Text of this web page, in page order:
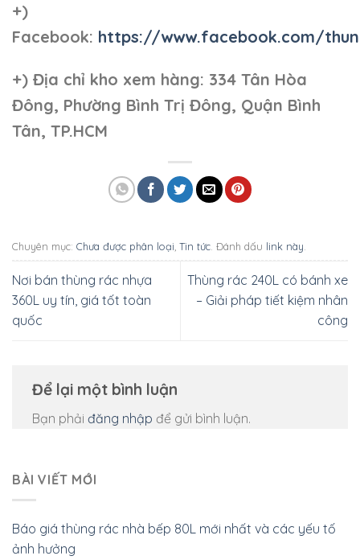
+)
Facebook: https://www.facebook.com/
+) Địa chỉ kho xem hàng: 334 Tân Hòa
Đông, Phường Bình Trị Đông, Quận Bình
Tân, TP.HCM
Chuyên mục: Chưa được phân loại Tin tức . Đánh dấu link này
Nơi bán thùng rác nhựa
360L uy tín, giá tốt toàn
quốc
Thùng rác 240L có bánh xe
– Giải pháp tiết kiệm nhân
công
Để lại một bình luận
Bạn phải đăng nhập để gửi bình luận.
BÀI VIẾT MỚI
Báo giá thùng rác nhà bếp 80L mới nhất và các yếu tố
ảnh hưởng